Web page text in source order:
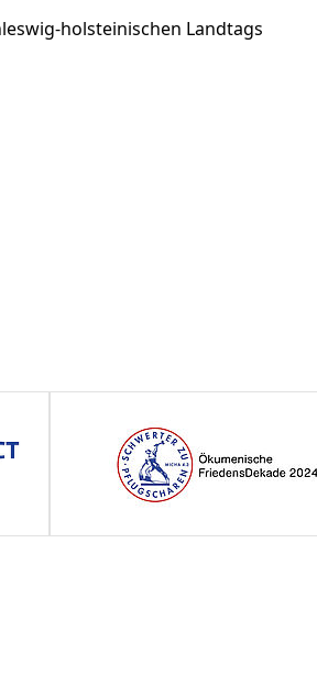
holsteinischen Landtags